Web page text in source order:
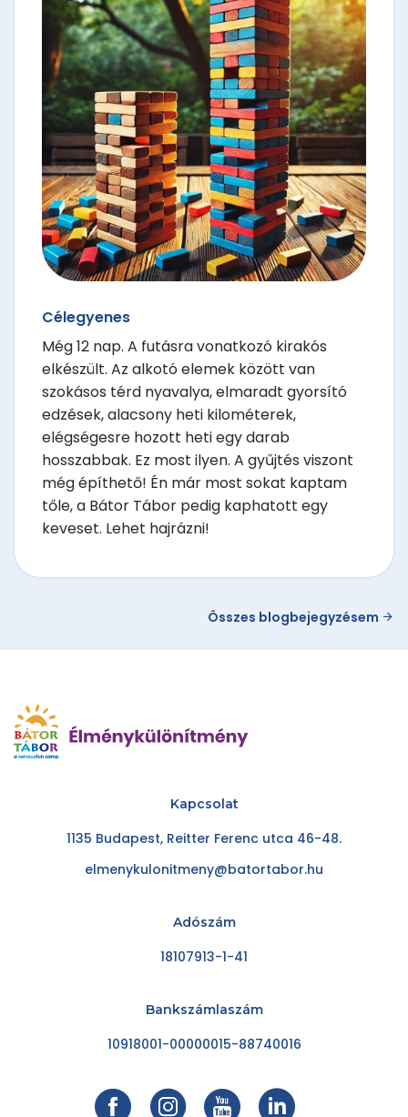
Célegyenes
Még 12 nap. A futásra vonatkozó kirakós
elkészült. Az alkotó elemek között van
szokásos térd nyavalya, elmaradt gyorsító
edzések, alacsony heti kilométerek,
elégségesre hozott heti egy darab
hosszabbak. Ez most ilyen. A gyűjtés viszont
még építhető! Én már most sokat kaptam
tőle, a Bátor Tábor pedig kaphatott egy
keveset. Lehet hajrázni!
Összes blogbejegyzésem
Kapcsolat
1135 Budapest, Reitter Ferenc utca 46-48.
elmenykulonitmeny@batortabor.hu
Adószám
18107913-1-41
Bankszámlaszám
10918001-00000015-88740016